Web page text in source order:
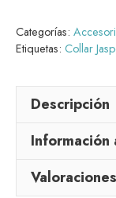
Categorías:
Etiquetas: Collar
Descripción
Información